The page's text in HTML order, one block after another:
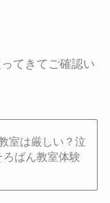
てきてご確認い
室は厳しい？泣
ろばん教室体験